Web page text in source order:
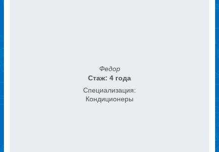
Федор
Стаж: 4 года
Специализация:
Кондиционеры